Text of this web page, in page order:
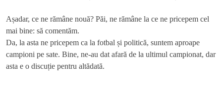
Așadar, ce ne rămâne nouă? Păi, ne rămâne la ce ne pricepem cel
mai bine: să comentăm.
Da, la asta ne pricepem ca la fotbal și politică, suntem aproape
campioni pe sate. Bine, ne-au dat afară de la ultimul campionat, dar
asta e o discuție pentru altădată.